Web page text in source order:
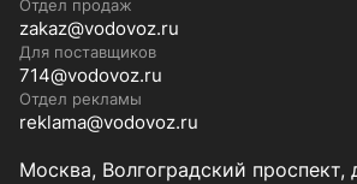
Отдел продаж
zakaz@vodovoz.ru
Для поставщиков
714@vodovoz.ru
Отдел рекламы
reklama@vodovoz.ru
Москва, Волгоградский проспект,